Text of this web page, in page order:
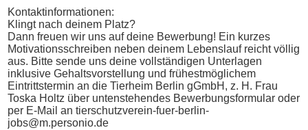
Kontaktinformationen:
Klingt nach deinem Platz?
Dann freuen wir uns auf deine Bewerbung! Ein kurzes
Motivationsschreiben neben deinem Lebenslauf reicht völlig
aus. Bitte sende uns deine vollständigen Unterlagen
inklusive Gehaltsvorstellung und frühestmöglichem
Eintrittstermin an die Tierheim Berlin gGmbH, z. H. Frau
Toska Holtz über untenstehendes Bewerbungsformular oder
per E-Mail an tierschutzverein-fuer-berlin-
jobs@m.personio.de